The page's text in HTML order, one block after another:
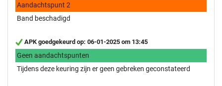
Aandachtspunt 2
Band beschadigd
APK goedgekeurd op: 06-01-2025 om 13:45
Geen aandachtspunten
Tijdens deze keuring zijn er geen gebreken geconstateerd